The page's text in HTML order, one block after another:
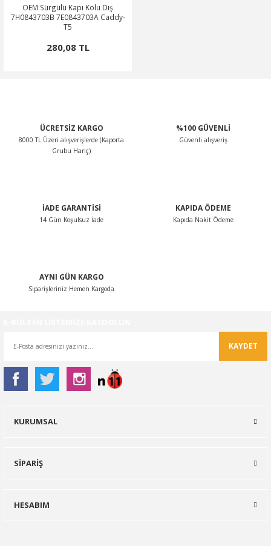
OEM Sürgülü Kapı Kolu Dış
7H0843703B 7E0843703A Caddy-
T5
280,08 TL
ÜCRETSİZ KARGO
8000 TL Üzeri alışverişlerde (Kaporta
Grubu Hariç)
%100 GÜVENLİ
Güvenli alışveriş
İADE GARANTİSİ
14 Gün Koşulsuz İade
KAPIDA ÖDEME
Kapıda Nakit Ödeme
AYNI GÜN KARGO
Siparişleriniz Hemen Kargoda
KAYDET
KURUMSAL
SİPARİŞ
HESABIM